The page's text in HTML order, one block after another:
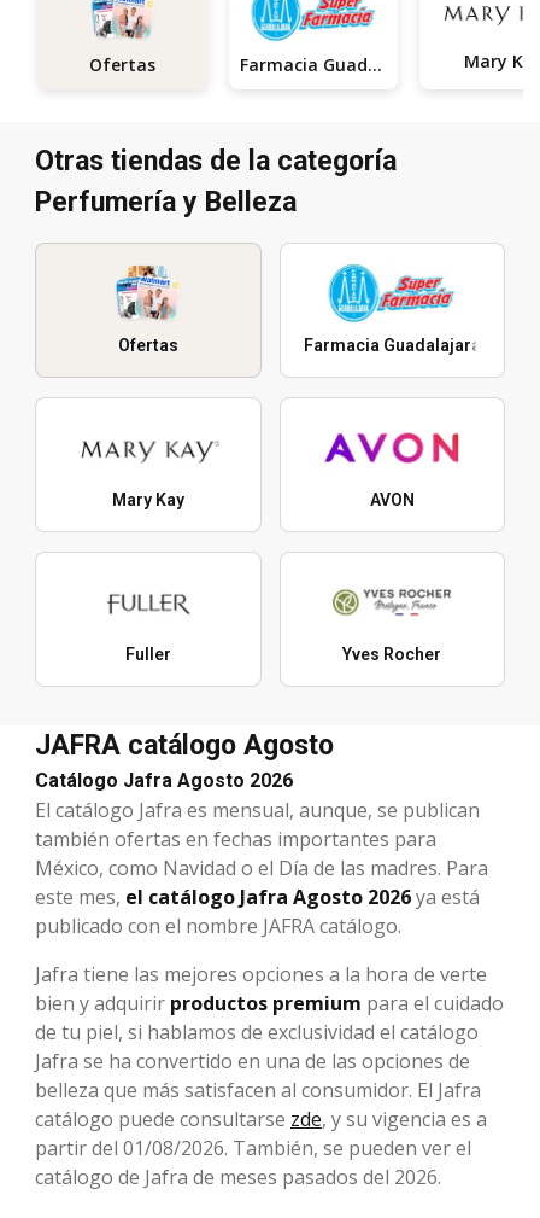
Ofertas Farmacia Guadalajara Mary
Otras tiendas de la categoría
Perfumería y Belleza
Ofertas Farmacia Guadalajara
Mary Kay AVON
Fuller Yves Rocher
JAFRA catálogo Agosto
Catálogo Jafra Agosto 2026
El catálogo Jafra es mensual, aunque, se publican
también ofertas en fechas importantes para
México, como Navidad o el Día de las madres. Para
este mes, el catálogo Jafra Agosto 2026ya está
publicado con el nombre JAFRA catálogo.
Jafra tiene las mejores opciones a la hora de verte
bien y adquirir productos premium para el cuidado
de tu piel, si hablamos de exclusividad el catálogo
Jafra se ha convertido en una de las opciones de
belleza que más satisfacen al consumidor. El Jafra
catálogo puede consultarse zde, y su vigencia es a
partir del 01/08/2026. También, se pueden ver el
catálogo de Jafra de meses pasados del 2026.